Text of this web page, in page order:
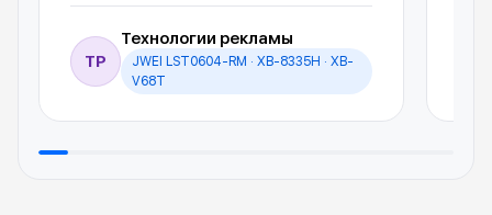
ТР
Технологии рекламы
JWEI LST0604-RM · XB-8335H · XB-
V68T